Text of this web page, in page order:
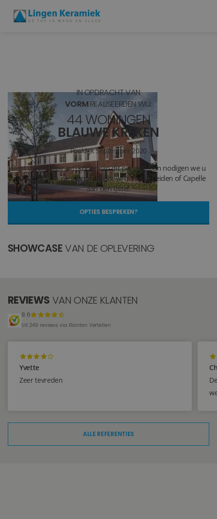
PVC
MEER PRODUCTEN
SHOWROOM BEZOEKEN
Stijlstudio's
Projecten
Tegelviewer
Reviews
IN OPDRACHT VAN
VORMREALISEERDEN WIJ:
44 WONINGEN
BLAUWE KREKEN
PoeldijkSeptember 2020
Bent u een (aspirant) koper van dit project? Dan nodigen we u
van harte uit in een van onze showrooms in Leiden of Capelle
aan den IJssel.
OPTIES BESPREKEN?
SHOWCASEVAN DE OPLEVERING
REVIEWS VAN ONZE KLANTEN
8.6
Uit 249 reviews via Klanten Vertellen
Yvette
Zeer tevreden
ALLE REFERENTIES